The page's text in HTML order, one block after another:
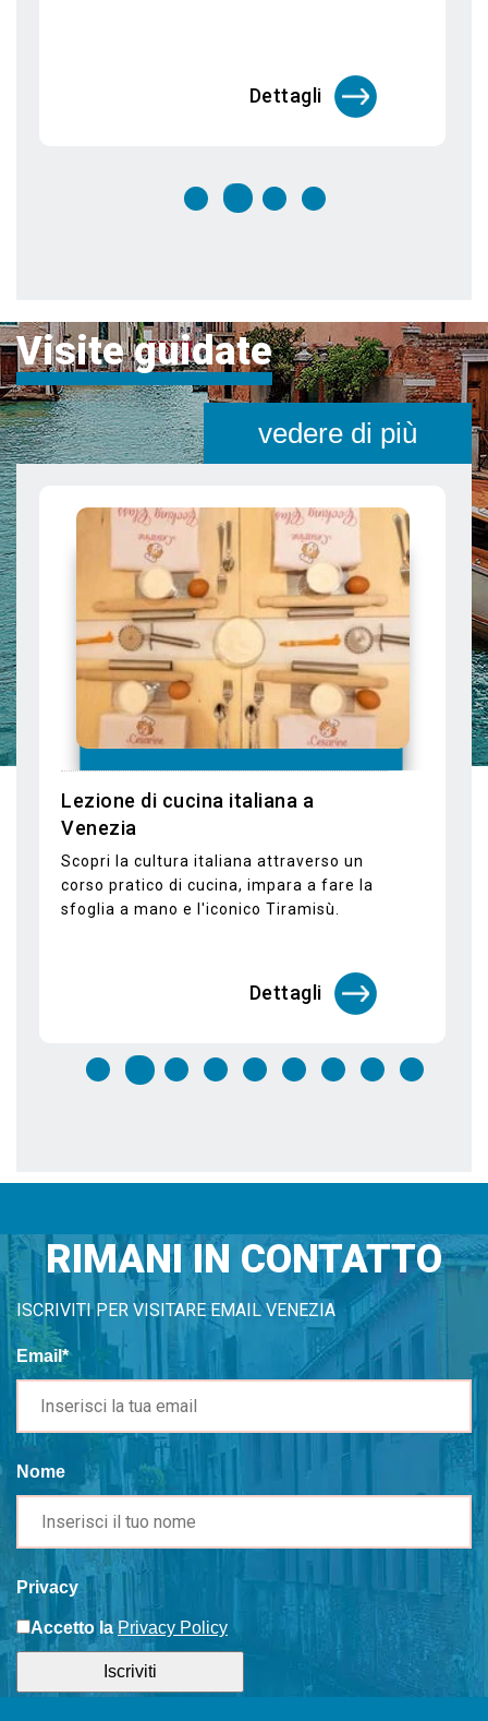
Dettagli
Visite guidate
Tour del Bosco e delle Cappelle
Vaticane
Dettagli
RIMANI IN CONTATTO
ISCRIVITI PER VISITARE EMAIL VENEZIA
Privacy
Accetto la Privacy Policy